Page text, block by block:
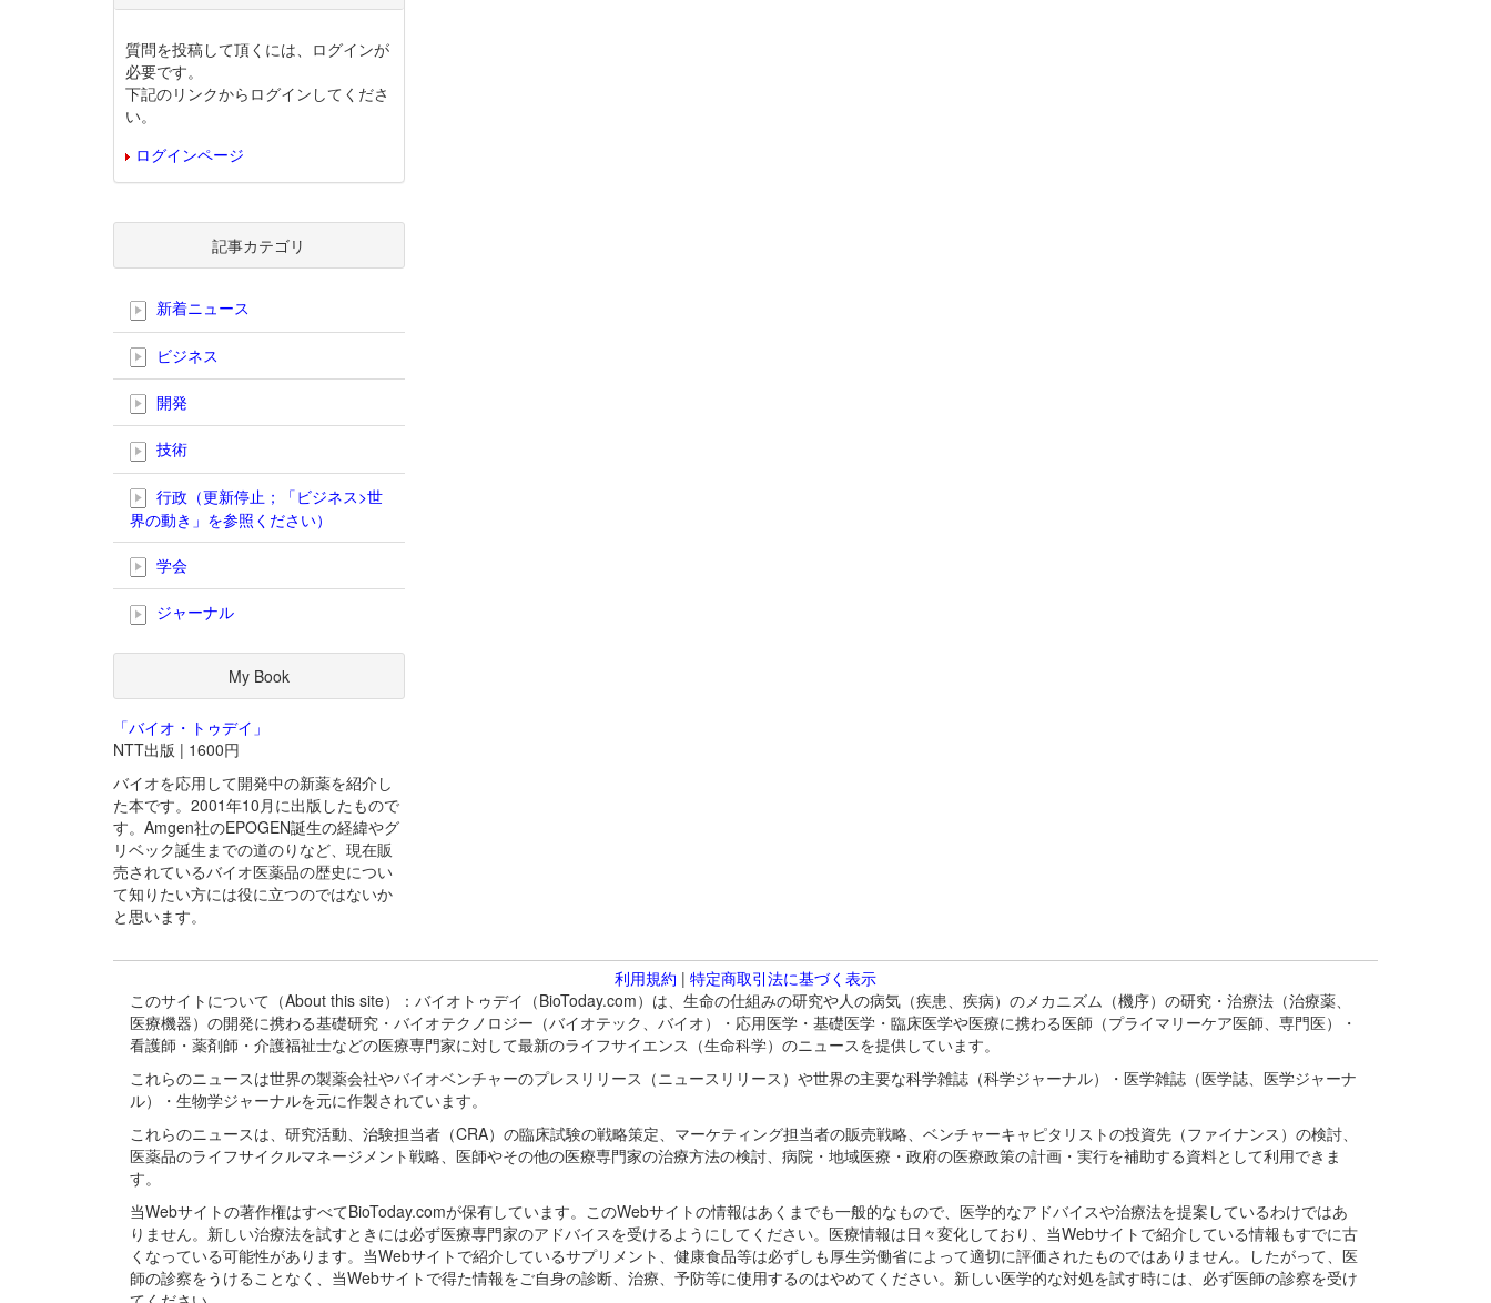
質問を投稿して頂くには、ログインが
必要です。
下記のリンクからログインしてくださ
い。
ログインページ
記事カテゴリ
新着ニュース
ビジネス
開発
技術
行政（更新停止；「ビジネス>世
界の動き」を参照ください）
学会
ジャーナル
My Book
「バイオ・トゥデイ」
NTT出版 | 1600円
バイオを応用して開発中の新薬を紹介し
た本です。2001年10月に出版したもので
す。Amgen社のEPOGEN誕生の経緯やグ
リベック誕生までの道のりなど、現在販
売されているバイオ医薬品の歴史につい
て知りたい方には役に立つのではないか
と思います。
利用規約 | 特定商取引法に基づく表示
このサイトについて（About this site）：バイオトゥデイ（BioToday.com）は、生命の仕組みの研究や人の病気（疾患、疾病）のメカニズム（機序）の研究・治療法（治療薬、
医療機器）の開発に携わる基礎研究・バイオテクノロジー（バイオテック、バイオ）・応用医学・基礎医学・臨床医学や医療に携わる医師（プライマリーケア医師、専門医）・
看護師・薬剤師・介護福祉士などの医療専門家に対して最新のライフサイエンス（生命科学）のニュースを提供しています。
これらのニュースは世界の製薬会社やバイオベンチャーのプレスリリース（ニュースリリース）や世界の主要な科学雑誌（科学ジャーナル）・医学雑誌（医学誌、医学ジャーナ
ル）・生物学ジャーナルを元に作製されています。
これらのニュースは、研究活動、治験担当者（CRA）の臨床試験の戦略策定、マーケティング担当者の販売戦略、ベンチャーキャピタリストの投資先（ファイナンス）の検討、
医薬品のライフサイクルマネージメント戦略、医師やその他の医療専門家の治療方法の検討、病院・地域医療・政府の医療政策の計画・実行を補助する資料として利用できま
す。
当Webサイトの著作権はすべてBioToday.comが保有しています。このWebサイトの情報はあくまでも一般的なもので、医学的なアドバイスや治療法を提案しているわけではあ
りません。新しい治療法を試すときには必ず医療専門家のアドバイスを受けるようにしてください。医療情報は日々変化しており、当Webサイトで紹介している情報もすでに古
くなっている可能性があります。当Webサイトで紹介しているサプリメント、健康食品等は必ずしも厚生労働省によって適切に評価されたものではありません。したがって、医
師の診察をうけることなく、当Webサイトで得た情報をご自身の診断、治療、予防等に使用するのはやめてください。新しい医学的な対処を試す時には、必ず医師の診察を受け